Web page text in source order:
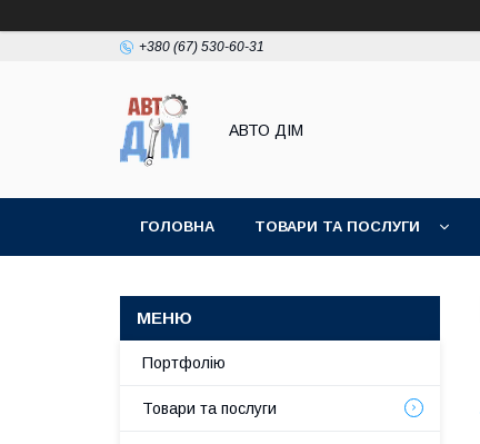
+380 (67) 530-60-31
АВТО ДIМ
ГОЛОВНА ТОВАРИ ТА ПОСЛУГИ
Портфолію
Товари та послуги